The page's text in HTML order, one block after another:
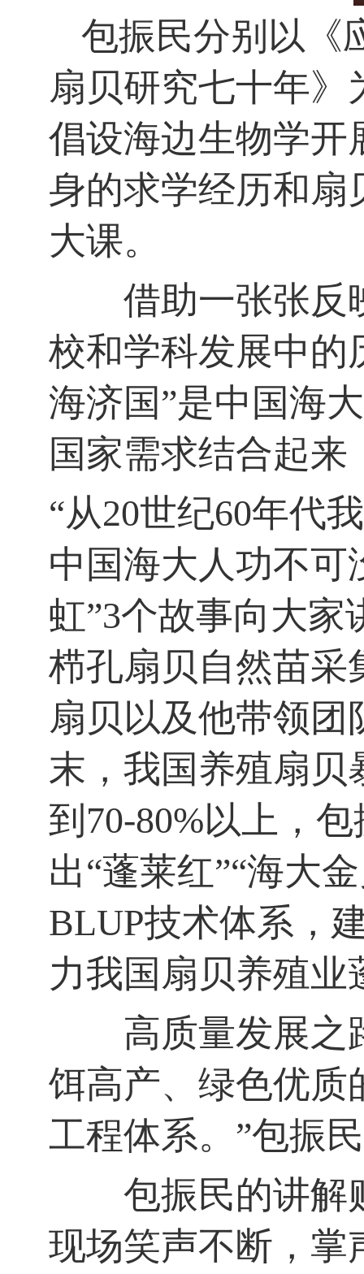
包振民分别以《
扇贝研究七十年
倡设海边生物学开
身的求学经历和扇
大课。
借助一张张反映
校和学科发展中的
海济国”是中国海
国家需求结合起
“从20世纪60年代
中国海大人功不可
虹”3个故事向大家
栉孔扇贝自然苗采
扇贝以及他带领
末，我国养殖扇贝
到 70-80%以上，
出“蓬莱红”“海大
BLUP技术体系，
力我国扇贝养殖业
高质量发展之
饵高产、绿色优质
工程体系。 ”包振
包振民的讲解贴
现场笑声不断，掌